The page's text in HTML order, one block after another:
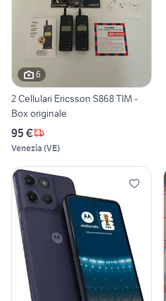
6
2 Cellulari Ericsson S868 TIM -
Box originale
95 €
Venezia (VE)